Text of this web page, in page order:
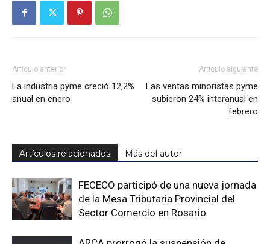
Artículo anterior
La industria pyme creció 12,2%
anual en enero
Artículo siguiente
Las ventas minoristas pyme
subieron 24% interanual en
febrero
Artículos relacionados Más del autor
FECECO participó de una nueva jornada
de la Mesa Tributaria Provincial del
Sector Comercio en Rosario